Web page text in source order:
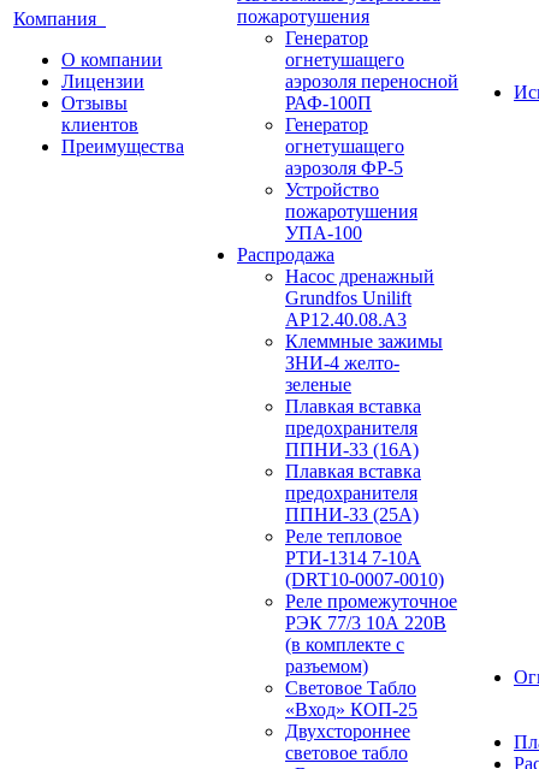
Компания
О компании
Лицензии
Отзывы
клиентов
Преимущества
пожаротушения
Генератор
огнетушащего
аэрозоля переносной
РАФ-100П
Генератор
огнетушащего
аэрозоля ФР-5
Устройство
пожаротушения
УПА-100
Распродажа
Насос дренажный
Grundfos Unilift
АP12.40.08.A3
Клеммные зажимы
ЗНИ-4 желто-
зеленые
Плавкая вставка
предохранителя
ППНИ-33 (16А)
Плавкая вставка
предохранителя
ППНИ-33 (25А)
Реле тепловое
РТИ-1314 7-10А
(DRT10-0007-0010)
Реле промежуточное
РЭК 77/3 10А 220В
(в комплекте с
разъемом)
Световое Табло
«Вход» КОП-25
Двухстороннее
световое табло